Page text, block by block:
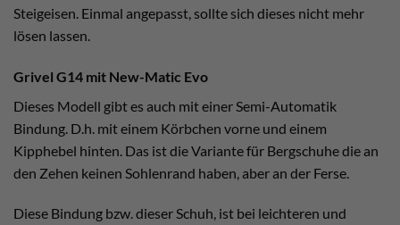
Steigeisen. Einmal angepasst, sollte sich dieses nicht mehr
lösen lassen.
Grivel G14 mit New-Matic Evo
Dieses Modell gibt es auch mit einer Semi-Automatik
Bindung. D.h. mit einem Körbchen vorne und einem
Kipphebel hinten. Das ist die Variante für Bergschuhe die an
den Zehen keinen Sohlenrand haben, aber an der Ferse.
Diese Bindung bzw. dieser Schuh, ist bei leichteren und